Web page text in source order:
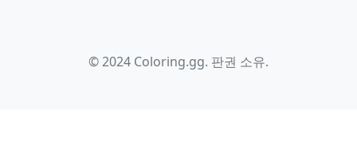
© 2024 Coloring.gg. 판권 소유.